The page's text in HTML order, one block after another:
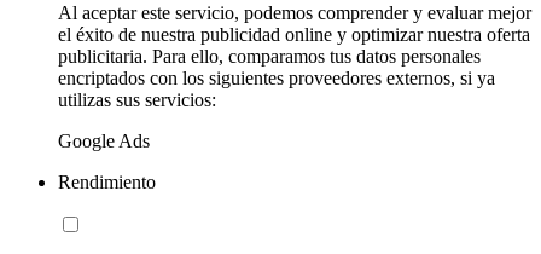
Al aceptar este servicio, podemos comprender y evaluar mejor
el éxito de nuestra publicidad online y optimizar nuestra oferta
publicitaria. Para ello, comparamos tus datos personales
encriptados con los siguientes proveedores externos, si ya
utilizas sus servicios:
Google Ads
Rendimiento